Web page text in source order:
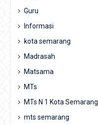
Guru
Informasi
kota semarang
Madrasah
Matsama
MTs
MTs N 1 Kota Semarang
mts semarang